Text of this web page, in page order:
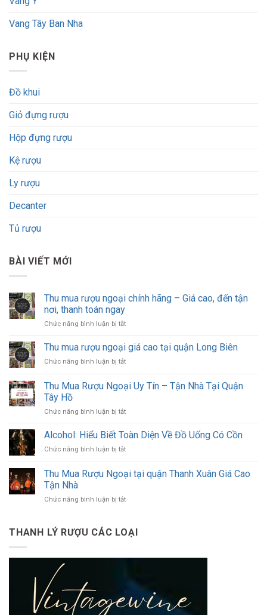
Vang Tây Ban Nha
PHỤ KIỆN
Đồ khui
Giỏ đựng rượu
Hộp đựng rượu
Kệ rượu
Ly rượu
Decanter
Tủ rượu
BÀI VIẾT MỚI
Thu mua rượu ngoại chính hãng – Giá cao, đến tận
nơi, thanh toán ngay
Chức năng bình luận bị tắtở
mua
rượu
ngoại
hãng
cao,
tận
ngay
Thu mua rượu ngoại giá cao tại quận Long Biên
Chức năng bình luận bị tắtở
mua
rượu
giá
tại
Long
Thu Mua Rượu Ngoại Uy Tín – Tận Nhà Tại Quận
Tây Hồ
Chức năng bình luận bị tắtở
Mua
Ngoại
Tín
Nhà
Tây
Alcohol: Hiểu Biết Toàn Diện Về Đồ Uống Có Cồn
Chức năng bình luận bị tắtở
Hiểu
Biết
Diện
Uống
Có
Thu Mua Rượu Ngoại tại quận Thanh Xuân Giá Cao
Tận Nhà
Chức năng bình luận bị tắtở
Rượu
Ngoại
quận
Xuân
Cao
Tận
THANH LÝ RƯỢU CÁC LOẠI